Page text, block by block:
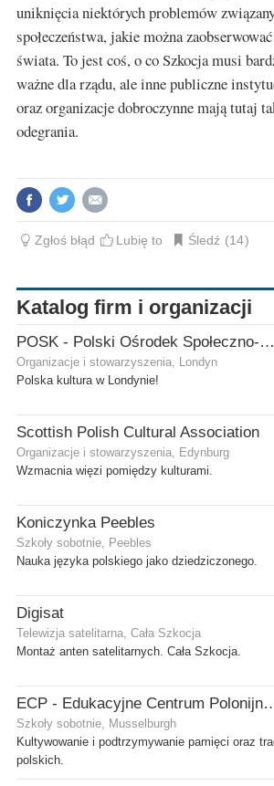
uniknięcia niektórych problemów
społeczeństwa, jakie można
świata. To jest coś, o co Szkocja musi
ważne dla rządu, ale inne publiczne
oraz organizacje dobroczynne mają tutaj
odegrania.
Zgłoś błąd Lubię to Śledź 14
Katalog firm i organizacji
POSK - Polski Ośrodek Społeczno-Kulturalny
Organizacje i stowarzyszenia, Londyn
Polska kultura w Londynie!
Scottish Polish Cultural Association
Organizacje i stowarzyszenia, Edynburg
Wzmacnia więzi pomiędzy kulturami.
Koniczynka Peebles
Szkoły sobotnie, Peebles
Nauka języka polskiego jako dziedziczonego.
Digisat
Telewizja satelitarna, Cała Szkocja
Montaż anten satelitarnych. Cała Szkocja.
ECP - Edukacyjne Centrum
Szkoły sobotnie, Musselburgh
Kultywowanie i podtrzymywanie pamięci oraz
polskich.